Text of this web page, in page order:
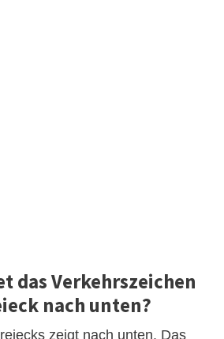
das Verkehrszeichen
nach unten?
zeigt nach unten. Das